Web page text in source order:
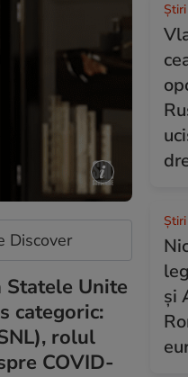
Discover
Unite
categoric:
rolul
COVID-
și